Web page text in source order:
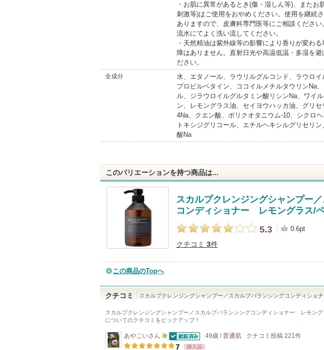
・お肌に異常があるとき(傷・湿しん等)、またお
刺激等)はご使用をおやめください。使用を継続
ありますので、皮膚科専門医等にご相談くださ
流水にてよく洗い流してください。
・天然精油は紫外線等の影響により香りが変わ
障はありません。直射日光や高温低温・多湿を避
ださい。
全成分
水、エタノール、ラウリルグルコシド、ラウロ
プロピルベタイン、ココイルメチルタウリンNa
ル、ジラウロイルグルタミン酸リシンNa、ワイ
ン、レモングラス油、セイヨウハッカ油、グリ
4Na、クエン酸、ポリクオタニウム-10、シクロ
トキシジグリコール、エチルヘキシルグリセリ
酸Na
このバリエーションを持つ商品は...
スカルプクレンジングシャンプー
コンディショナー レモングラス/
5.3
0.6pt
クチコミ 3件
この商品のTopへ
クチコミ スカルプクレンジングシャンプー／スカルプバランシングコンディショ
スカルプクレンジングシャンプー／スカルプバランシングコンディショナー レモン
についてのクチコミをピックアップ！
あやこいさん
5 認証済
49歳 / 普通肌 クチコミ投稿 221件
7 購入品